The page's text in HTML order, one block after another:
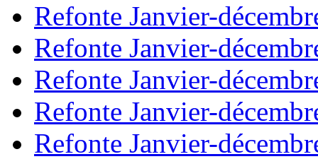
Refonte Janvier-
Refonte Janvier-
Refonte Janvier-
Refonte Janvier-
Refonte Janvier-